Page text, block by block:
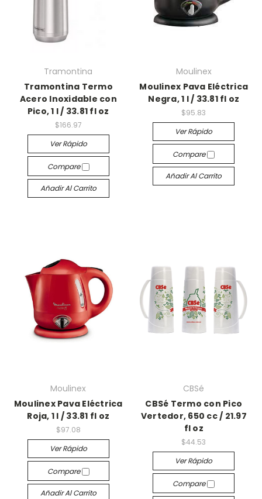
Tramontina
Tramontina Termo
Acero Inoxidable con
Pico, 1 l / 33.81 fl oz
$166.97
Ver Rápido
Compare
Añadir Al Carrito
Moulinex
Moulinex Pava Eléctrica
Negra, 1 l / 33.81 fl oz
$95.83
Ver Rápido
Compare
Añadir Al Carrito
Moulinex
Moulinex Pava Eléctrica
Roja, 1 l / 33.81 fl oz
$97.08
Ver Rápido
Compare
Añadir Al Carrito
CBSé
CBSé Termo con Pico
Vertedor, 650 cc / 21.97
fl oz
$44.53
Ver Rápido
Compare